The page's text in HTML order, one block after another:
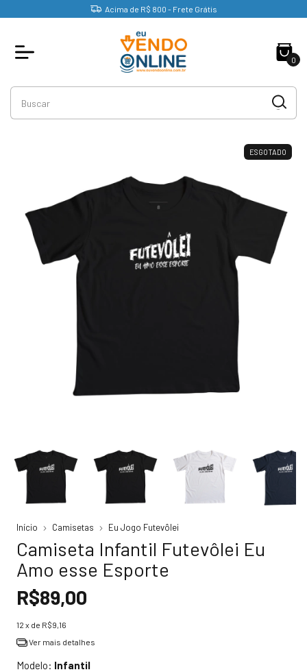
Acima de R$ 800 - Frete Grátis
0
ESGOTADO
Início Camisetas Eu Jogo Futevôlei
Camiseta Infantil Futevôlei Eu
Amo esse Esporte
R$89,00
12 x de R$9,16
Ver mais detalhes
Modelo: Infantil